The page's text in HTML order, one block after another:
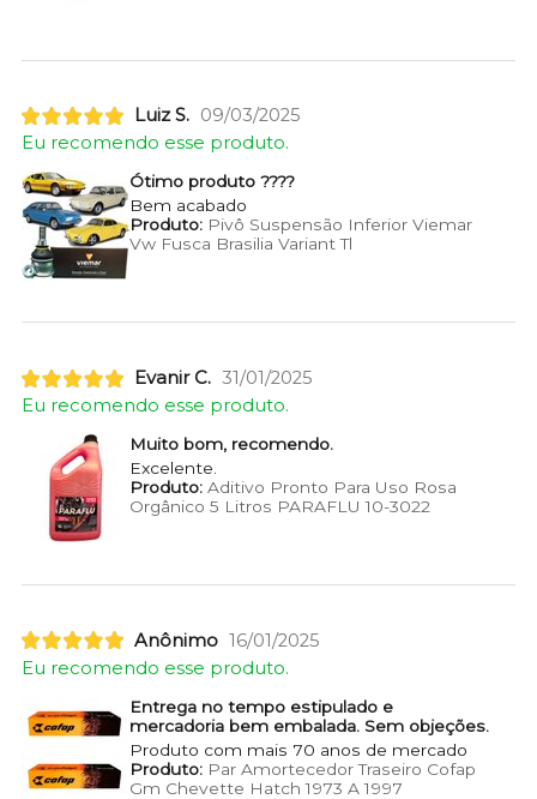
Luiz S. 09/03/2025
Eu recomendo esse produto.
Ótimo produto ????
Bem acabado
Produto:Pivô Suspensão Inferior Viemar
Vw Fusca Brasilia Variant Tl
Evanir C. 31/01/2025
Eu recomendo esse produto.
Muito bom, recomendo.
Excelente.
Produto:Aditivo Pronto Para Uso Rosa
Orgânico 5 Litros PARAFLU 10-3022
Anônimo 16/01/2025
Eu recomendo esse produto.
Entrega no tempo estipulado e
mercadoria bem embalada. Sem objeções.
Produto com mais 70 anos de mercado
Produto:Par Amortecedor Traseiro Cofap
Gm Chevette Hatch 1973 A 1997